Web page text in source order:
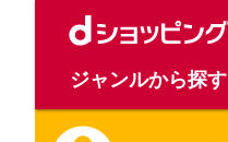
ジャンルから探す